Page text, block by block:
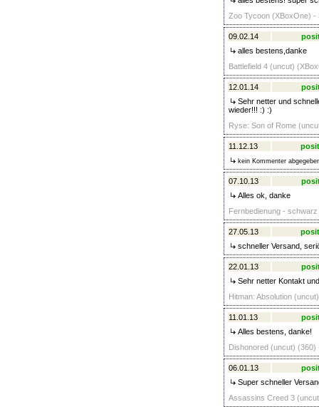
Zoo Tycoon (XBoxOne) -
09.02.14
alles bestens,danke
Battlefield 4 (uncut)
12.01.14
Sehr netter und
wieder!!! :) :)
Ryse: Son of Rome
11.12.13
kein Kommenter
07.10.13
Alles ok, danke
Fernbedienung -
27.05.13
schneller Versand,
22.01.13
Sehr netter Kontakt
Hitman: Absolution
11.01.13
Alles bestens, danke!
Dishonored (uncut) (360)
06.01.13
Super schneller
Assassins Creed 3